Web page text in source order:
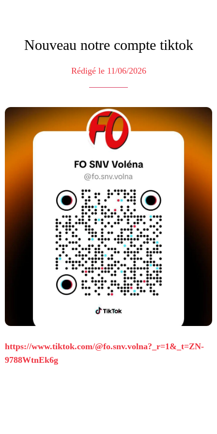
Nouveau notre compte tiktok
Rédigé le 11/06/2026
https://www.tiktok.com/@fo.snv.volna?_r=1&_t=ZN-
9788WtnEk6g